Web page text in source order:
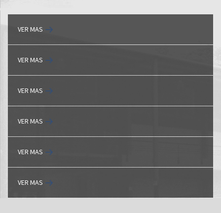
VER MAS
VER MAS
VER MAS
VER MAS
VER MAS
VER MAS